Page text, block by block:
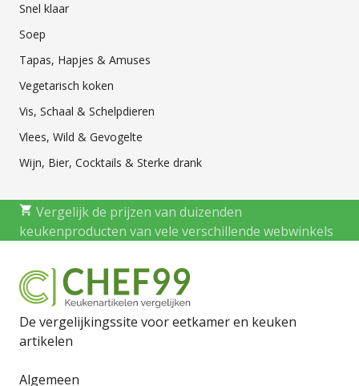
Snel klaar
Soep
Tapas, Hapjes & Amuses
Vegetarisch koken
Vis, Schaal & Schelpdieren
Vlees, Wild & Gevogelte
Wijn, Bier, Cocktails & Sterke drank
Vergelijk de prijzen van duizenden
keukenproducten van vele verschillende webwinkels
De vergelijkingssite voor eetkamer en keuken
artikelen
Algemeen